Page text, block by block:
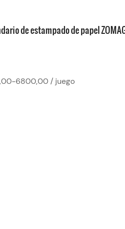
de estampado de papel
6800,00 / juego